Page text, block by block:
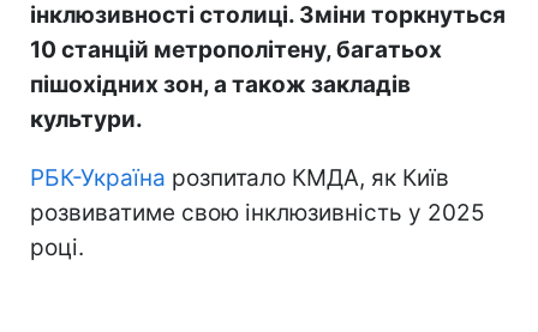
інклюзивності столиці. Зміни торкнуться
10 станцій метрополітену, багатьох
пішохідних зон, а також закладів
культури.
РБК-Україна розпитало КМДА, як Київ
розвиватиме свою інклюзивність у 2025
році.